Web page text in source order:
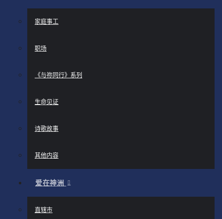
家庭事工
职场
《与祢同行》系列
生命见证
诗歌故事
其他内容
爱在神洲
直辖市